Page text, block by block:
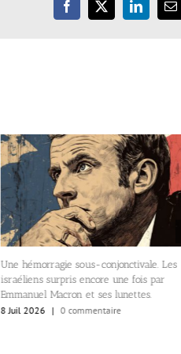
Facebook
X LinkedIn
Une hémorragie sous-conjonctivale. Les
israéliens surpris encore une fois par
Emmanuel Macron et ses lunettes.
8 Juil 2026 | 0 commentaire